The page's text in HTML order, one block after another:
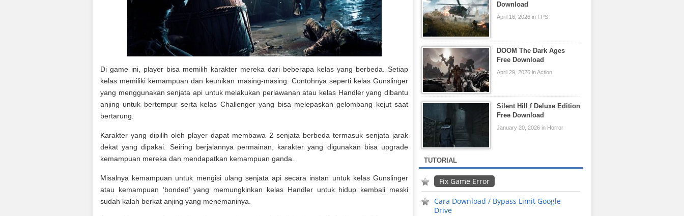
Di game ini, player bisa memilih karakter mereka dari beberapa kelas yang berbeda. Setiap
kelas memiliki kemampuan dan keunikan masing-masing. Contohnya seperti kelas Gunslinger
yang menggunakan senjata api untuk melakukan perlawanan atau kelas Handler yang dibantu
anjing untuk bertempur serta kelas Challenger yang bisa melepaskan gelombang kejut saat
bertarung.
Karakter yang dipilih oleh player dapat membawa 2 senjata berbeda termasuk senjata jarak
dekat yang dipakai. Seiring berjalannya permainan, karakter yang digunakan bisa upgrade
kemampuan mereka dan mendapatkan kemampuan ganda.
Misalnya kemampuan untuk mengisi ulang senjata api secara instan untuk kelas Gunslinger
atau kemampuan ‘bonded’ yang memungkinkan kelas Handler untuk hidup kembali meski
sudah kalah berkat anjing yang menemaninya.
Download
April 16, 2026 in FPS
DOOM The Dark Ages
Free Download
April 29, 2026 in Action
Silent Hill f Deluxe Edition
Free Download
January 20, 2026 in Horror
TUTORIAL
Fix Game Error
Cara Download / Bypass Limit Google
Drive